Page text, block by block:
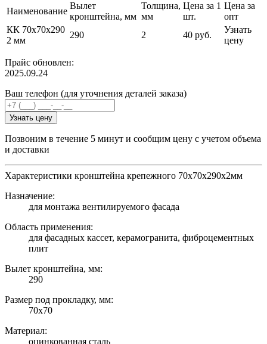
Наименование
Вылет
кронштейна, мм
Толщина,
мм
Цена за 1
шт.
Цена за
опт
КК 70х70х290
2 мм
290 2 40 руб.
Узнать
цену
Прайс обновлен:
2025.09.24
Ваш телефон (для уточнения деталей заказа)
Узнать цену
Позвоним в течение 5 минут и сообщим цену с учетом объема
и доставки
Характеристики кронштейна крепежного 70х70х290х2мм
Назначение:
для монтажа вентилируемого фасада
Область применения:
для фасадных кассет, керамогранита, фиброцементных
плит
Вылет кронштейна, мм:
290
Размер под прокладку, мм:
70х70
Материал:
оцинкованная сталь